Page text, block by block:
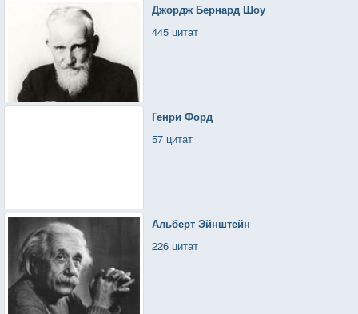
Джордж Бернард Шоу
445 цитат
Генри Форд
57 цитат
Альберт Эйнштейн
226 цитат